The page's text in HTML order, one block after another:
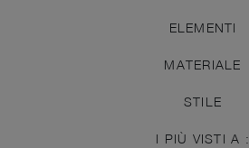
ELEMENTI
MATERIALE
STILE
I PIÙ VISTI A :